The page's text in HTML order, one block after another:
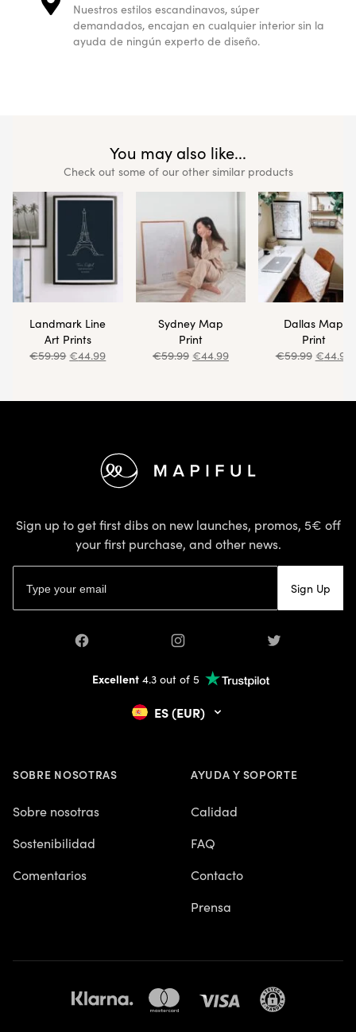
Nuestros estilos escandinavos, súper
demandados, encajan en cualquier interior sin la
ayuda de ningún experto de diseño.
You may also like...
Check out some of our other similar products
Landmark Line
Art Prints
€59.99 €44.99
Sydney Map
Print
€59.99 €44.99
Dallas Map
Print
€59.99 €44.99
Sign up to get first dibs on new launches, promos, 5€ off
your first purchase, and other news.
Sign Up
Facebook Instagram Twitter
Excellent4.3 out of 5
ES (EUR)
SOBRE NOSOTRAS
Sobre nosotras
Sostenibilidad
Comentarios
AYUDA Y SOPORTE
Calidad
FAQ
Contacto
Prensa